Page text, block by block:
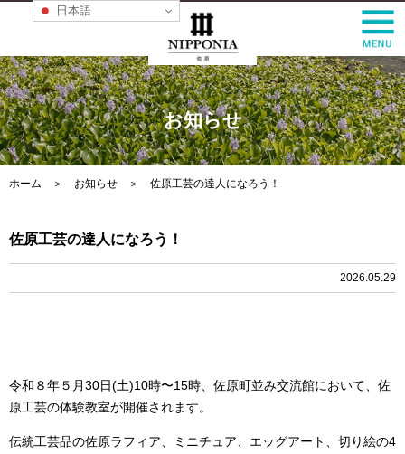
お知らせ
ホーム ＞ お知らせ ＞ 佐原工芸の達人になろう！
佐原工芸の達人になろう！
2026.05.29
令和８年５月30日(土)10時〜15時、佐原町並み交流館において、佐
原工芸の体験教室が開催されます。
伝統工芸品の佐原ラフィア、ミニチュア、エッグアート、切り絵の4
日本語